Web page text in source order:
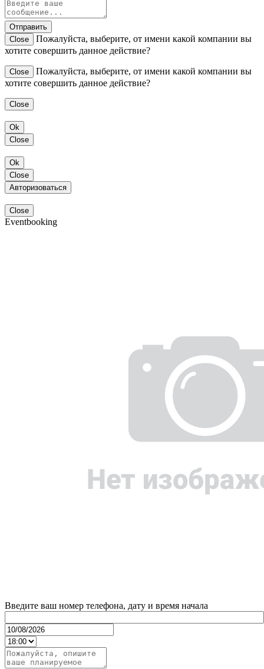
Отправить
Close
Пожалуйста, выберите, от имени какой компании вы
хотите совершить данное действие?
Close
Пожалуйста, выберите, от имени какой компании вы
хотите совершить данное действие?
Close
Ok
Close
Ok
Close
Авторизоваться
Close
Eventbooking
Введите ваш номер телефона, дату и время начала